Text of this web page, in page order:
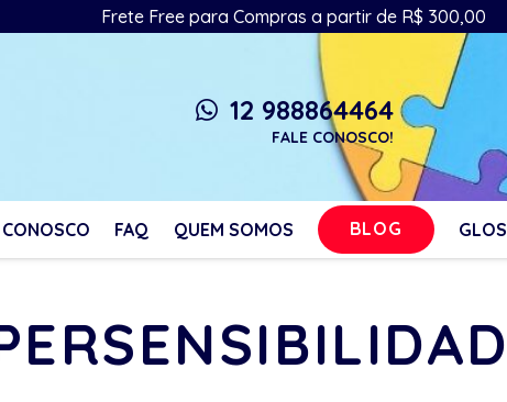
Frete Free para Compras a partir de R$ 300,00
whatsapp 12 988864464
FALE CONOSCO!
FAQ QUEM SOMOS BLOG